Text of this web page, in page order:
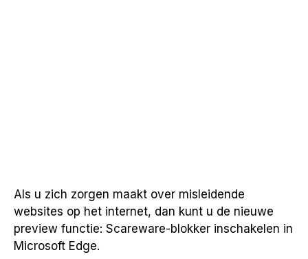
Als u zich zorgen maakt over misleidende
websites op het internet, dan kunt u de nieuwe
preview functie: Scareware-blokker inschakelen in
Microsoft Edge.